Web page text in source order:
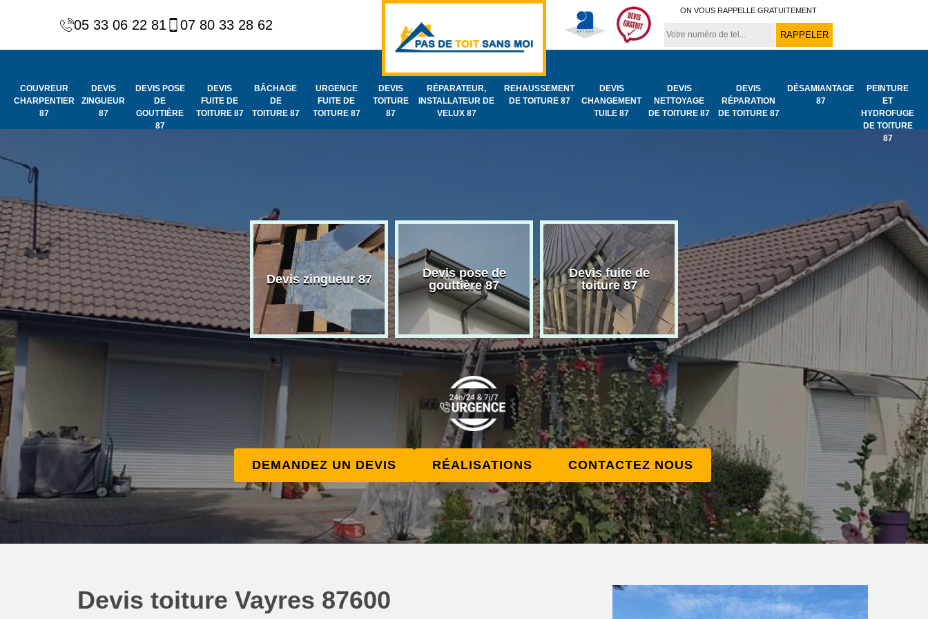
05 33 06 22 81 07 80 33 28 62
ON VOUS RAPPELLE GRATUITEMENT
COUVREUR
CHARPENTIER
87
DEVIS
ZINGUEUR
87
DEVIS POSE
DE
GOUTTIÈRE
87
DEVIS
FUITE DE
TOITURE 87
BÂCHAGE
DE
TOITURE 87
URGENCE
FUITE DE
TOITURE 87
DEVIS
TOITURE
87
RÉPARATEUR,
INSTALLATEUR DE
VELUX 87
REHAUSSEMENT
DE TOITURE 87
DEVIS
CHANGEMENT
TUILE 87
DEVIS
NETTOYAGE
DE TOITURE 87
DEVIS
RÉPARATION
DE TOITURE 87
DÉSAMIANTAGE
87
PEINTURE
ET
HYDROFUGE
DE TOITURE
87
et
de
toiture 87
Couvreur
charpentier 87
Devis zingueur 87
Devis pose de
gouttière 87
Devis fuite de
toiture 87
Bâchage de toiture
87
Urgence
toiture 87
DEMANDEZ UN DEVIS RÉALISATIONS CONTACTEZ NOUS
Devis toiture Vayres 87600